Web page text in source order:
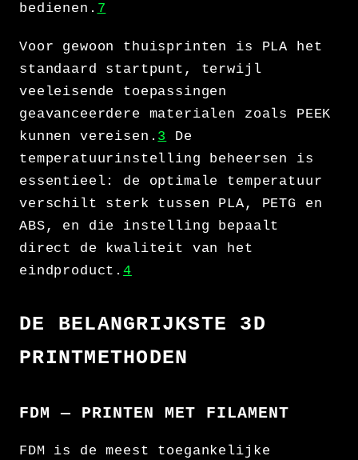
bedienen. 7
Voor gewoon thuisprinten is PLA het
standaard startpunt, terwijl
veeleisende toepassingen
geavanceerdere materialen zoals PEEK
kunnen vereisen. 3
De
temperatuurinstelling beheersen is
essentieel: de optimale temperatuur
verschilt sterk tussen PLA, PETG en
ABS, en die instelling bepaalt
direct de kwaliteit van het
eindproduct.4
DE BELANGRIJKSTE 3D
PRINTMETHODEN
FDM — PRINTEN MET FILAMENT
FDM is de meest toegankelijke